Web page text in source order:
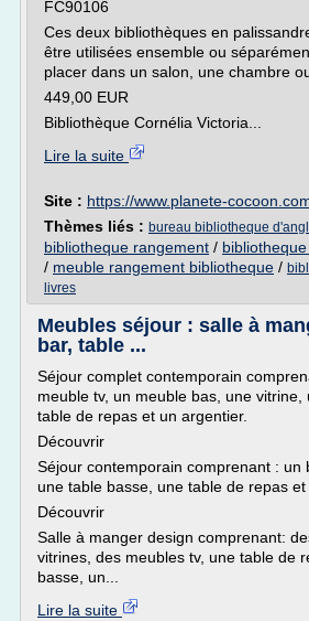
FC90106
Ces deux bibliothèques en
être utilisées ensemble ou
placer dans un salon, une chambre
449,00 EUR
Bibliothèque Cornélia Victoria...
Lire la suite
Site : https://www.planete-
Thèmes liés : bureau bibliotheque
bibliotheque rangement /
/ meuble rangement bibliotheque /
livres
Meubles séjour : salle à
bar, table ...
Séjour complet contemporain
meuble tv, un meuble bas, une
table de repas et un argentier.
Découvrir
Séjour contemporain comprenant : un
une table basse, une table de repas et
Découvrir
Salle à manger design comprenant:
vitrines, des meubles tv, une table de
basse, un...
Lire la suite